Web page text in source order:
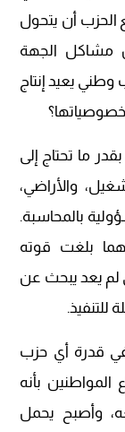
أن يتحول
مشاكل الجهة
يعيد إنتاج
ما تحتاج إلى
والأراضي،
بالمحاسبة.
بلغت قوته
لم يعد يبحث عن
للتنفيذ.
في قدرة أي حزب
بأنه
وأصبح يحمل